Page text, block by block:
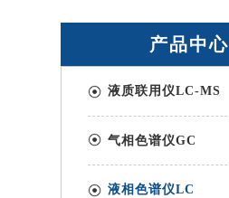
产品中心
液质联用仪LC-MS
气相色谱仪GC
液相色谱仪LC